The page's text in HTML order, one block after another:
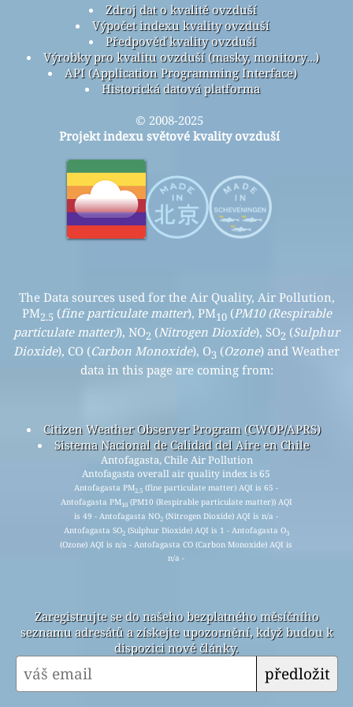
Zdroj dat o kvalitě ovzduší
Výpočet indexu kvality ovzduší
Předpověď kvality ovzduší
Výrobky pro kvalitu ovzduší (masky, monitory…)
API (Application Programming Interface)
Historická datová platforma
© 2008-2025
Projekt indexu světové kvality ovzduší
The Data sources used for the Air Quality, Air Pollution,
PM2.5 (fine particulate matter), PM10(PM10 (Respirable
particulate matter)), NO2 (Nitrogen Dioxide), SO2 (Sulphur
Dioxide), CO (Carbon Monoxide), O3 (Ozone) and Weather
data in this page are coming from:
Citizen Weather Observer Program (CWOP/APRS)
Sistema Nacional de Calidad del Aire en Chile
Antofagasta, Chile Air Pollution
Antofagasta overall air quality index is 65
Antofagasta PM2.5 (fine particulate matter) AQI is 65 -
Antofagasta PM10(PM10 (Respirable particulate matter)) AQI
is 49 - Antofagasta NO2 (Nitrogen Dioxide) AQI is n/a -
Antofagasta SO2(Sulphur Dioxide) AQI is 1 - Antofagasta O3
(Ozone) AQI is n/a - Antofagasta CO (Carbon Monoxide) AQI is
n/a -
Zaregistrujte se do našeho bezplatného měsíčního
seznamu adresátů a získejte upozornění, když budou k
dispozici nové články.
předložit